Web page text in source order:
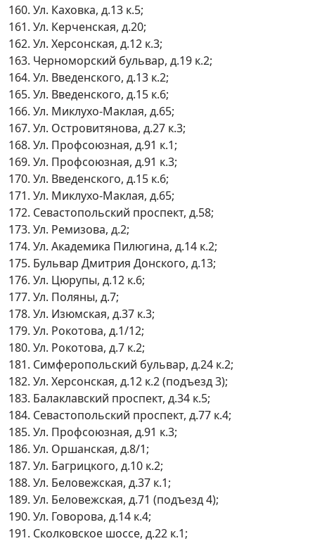
160. Ул. Каховка, д.13 к.5;
161. Ул. Керченская, д.20;
162. Ул. Херсонская, д.12 к.3;
163. Черноморский бульвар, д.19 к.2;
164. Ул. Введенского, д.13 к.2;
165. Ул. Введенского, д.15 к.6;
166. Ул. Миклухо-Маклая, д.65;
167. Ул. Островитянова, д.27 к.3;
168. Ул. Профсоюзная, д.91 к.1;
169. Ул. Профсоюзная, д.91 к.3;
170. Ул. Введенского, д.15 к.6;
171. Ул. Миклухо-Маклая, д.65;
172. Севастопольский проспект, д.58;
173. Ул. Ремизова, д.2;
174. Ул. Академика Пилюгина, д.14 к.2;
175. Бульвар Дмитрия Донского, д.13;
176. Ул. Цюрупы, д.12 к.6;
177. Ул. Поляны, д.7;
178. Ул. Изюмская, д.37 к.3;
179. Ул. Рокотова, д.1/12;
180. Ул. Рокотова, д.7 к.2;
181. Симферопольский бульвар, д.24 к.2;
182. Ул. Херсонская, д.12 к.2 (подъезд 3);
183. Балаклавский проспект, д.34 к.5;
184. Севастопольский проспект, д.77 к.4;
185. Ул. Профсоюзная, д.91 к.3;
186. Ул. Оршанская, д.8/1;
187. Ул. Багрицкого, д.10 к.2;
188. Ул. Беловежская, д.37 к.1;
189. Ул. Беловежская, д.71 (подъезд 4);
190. Ул. Говорова, д.14 к.4;
191. Сколковское шоссе, д.22 к.1;